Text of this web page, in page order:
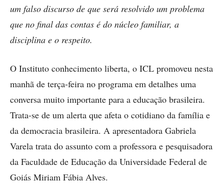
um falso discurso de que será resolvido um problema
que no final das contas é do núcleo familiar, a
disciplina e o respeito.
O Instituto conhecimento liberta, o ICL promoveu nesta
manhã de terça-feira no programa em detalhes uma
conversa muito importante para a educação brasileira.
Trata-se de um alerta que afeta o cotidiano da família e
da democracia brasileira. A apresentadora Gabriela
Varela trata do assunto com a professora e pesquisadora
da Faculdade de Educação da Universidade Federal de
Goiás Miriam Fábia Alves.